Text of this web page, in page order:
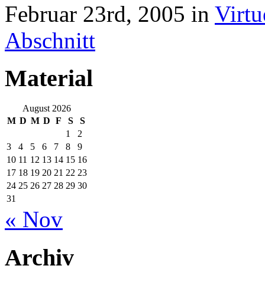
Februar 23rd, 2005 in
Abschnitt
Material
August 2026
M D M D F S
S
1
2
3
4 5 6 7 8
9
10 11 12 13 14 15 16
17 18 19 20 21 22 23
24 25 26 27 28 29 30
31
« Nov
Archiv